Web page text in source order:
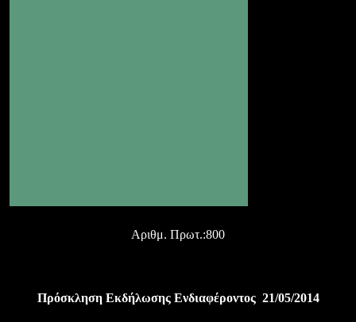
Αριθμ. Πρωτ.:800
Πρόσκληση Εκδήλωσης Ενδιαφέροντος 21/05/2014